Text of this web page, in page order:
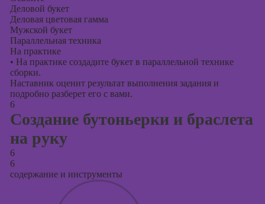
Деловой букет
Деловая цветовая гамма
Мужской букет
Параллельная техника
На практике
• На практике создадите букет в параллельной технике
сборки.
Наставник оценит результат выполнения задания и
подробно разберет его с вами.
6
Создание бутоньерки и браслета
на руку
6
6
содержание и инструменты